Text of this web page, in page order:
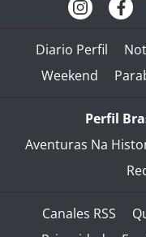
Diario Perfil
Weekend
Perfil
Aventuras Na
Canales RSS